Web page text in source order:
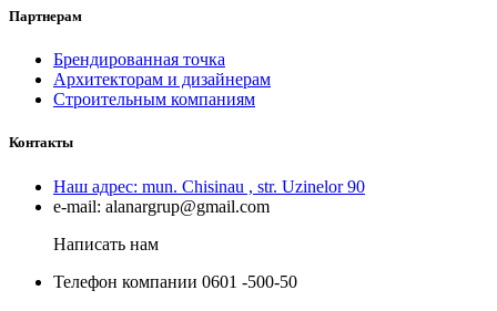
Партнерам
Брендированная точка
Архитекторам и дизайнерам
Строительным компаниям
Контакты
Наш адрес: mun. Chisinau , str. Uzinelor 90
e-mail: alanargrup@gmail.com
Написать нам
Телефон компании 0601 -500-50